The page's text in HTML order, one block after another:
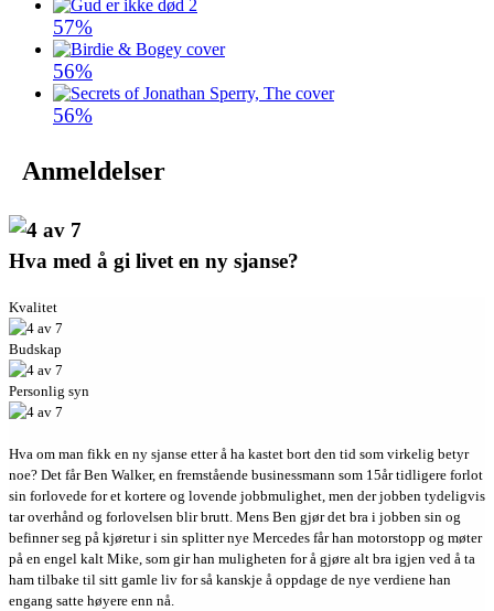
57%
56%
56%
Anmeldelser
Hva med å gi livet en ny sjanse?
Kvalitet
Budskap
Personlig syn
Hva om man fikk en ny sjanse etter å ha kastet bort den tid som virkelig betyr
noe? Det får Ben Walker, en fremstående businessmann som 15år tidligere forlot
sin forlovede for et kortere og lovende jobbmulighet, men der jobben tydeligvis
tar overhånd og forlovelsen blir brutt. Mens Ben gjør det bra i jobben sin og
befinner seg på kjøretur i sin splitter nye Mercedes får han motorstopp og møter
på en engel kalt Mike, som gir han muligheten for å gjøre alt bra igjen ved å ta
ham tilbake til sitt gamle liv for så kanskje å oppdage de nye verdiene han
engang satte høyere enn nå.